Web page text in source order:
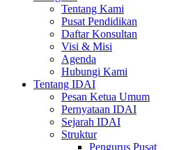
Tentang Kami
Pusat Pendidikan
Daftar Konsultan
Visi & Misi
Agenda
Hubungi Kami
Tentang IDAI
Pesan Ketua Umum
Pernyataan IDAI
Sejarah IDAI
Struktur
Pengurus Pusat